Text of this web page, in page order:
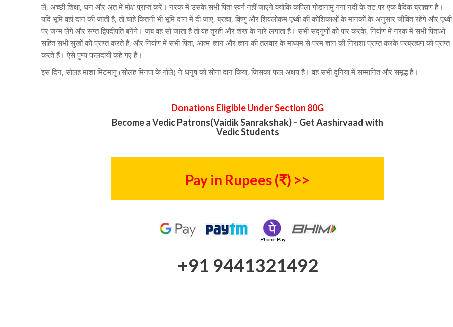
लें, अच्छी शिक्षा, धन और अंत में मोक्ष प्राप्त करें। नरक में उसके सभी पिता स्वर्ग नहीं जाएंगे क्योंकि कपिला गोडानामु गंगा नदी के तट पर एक वैदिक ब्राह्मण है।
यदि भूमि वहां दान की जाती है, तो चाहे कितनी भी भूमि दान में दी जाए, ब्रह्मा, विष्णु और शिवलोकम पृथ्वी की कोशिकाओं के मानकों के अनुसार जीवित रहेंगे और पृथ्वी
पर जन्म लेंगे और सप्त द्विपदीपति बनेंगे। जब वह सो जाता है तो वह तुरही और शंख के नारे लगाता है। सभी सद्गुणों को पार करके, निर्वाण में नरक में सभी पिताओं
सहित सभी सुखों को प्राप्त करते हैं, और निर्वाण में सभी पिता, आत्म-ज्ञान और ज्ञान की तलवार के माध्यम से परम ज्ञान की निराशा प्राप्त करके परब्रह्मण को प्राप्त
करते हैं। ऐसे पुण्य फलदायी कहे गए हैं।
इस दिन, सोलह माशा मिटमागु (सोलह मिनपा के गोले) ने धनुष को सोना दान किया, जिसका फल अक्षय है। वह सभी दुनिया में सम्मानित और समृद्ध हैं।
Donations Eligible Under Section 80G
Become a Vedic Patrons(Vaidik Sanrakshak) – Get Aashirvaad with
Vedic Students
Pay in Rupees (₹) >>
+91 9441321492